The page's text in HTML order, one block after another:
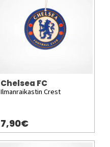
Chelsea FC
Ilmanraikastin Crest
7,90€